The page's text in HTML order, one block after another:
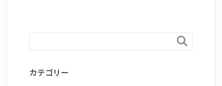

カテゴリー